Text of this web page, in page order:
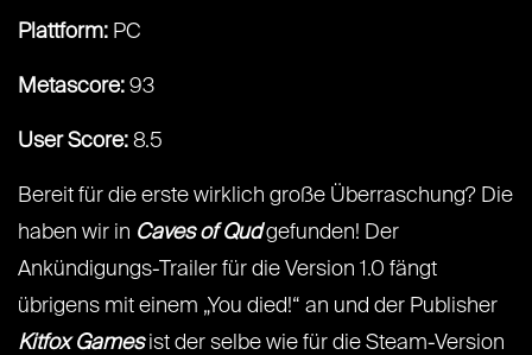
Plattform: PC
Metascore: 93
User Score: 8.5
Bereit für die erste wirklich große Überraschung? Die
haben wir in Caves of Qudgefunden! Der
Ankündigungs-Trailer für die Version 1.0 fängt
übrigens mit einem „You died!“ an und der Publisher
Kitfox Gamesist der selbe wie für die Steam-Version